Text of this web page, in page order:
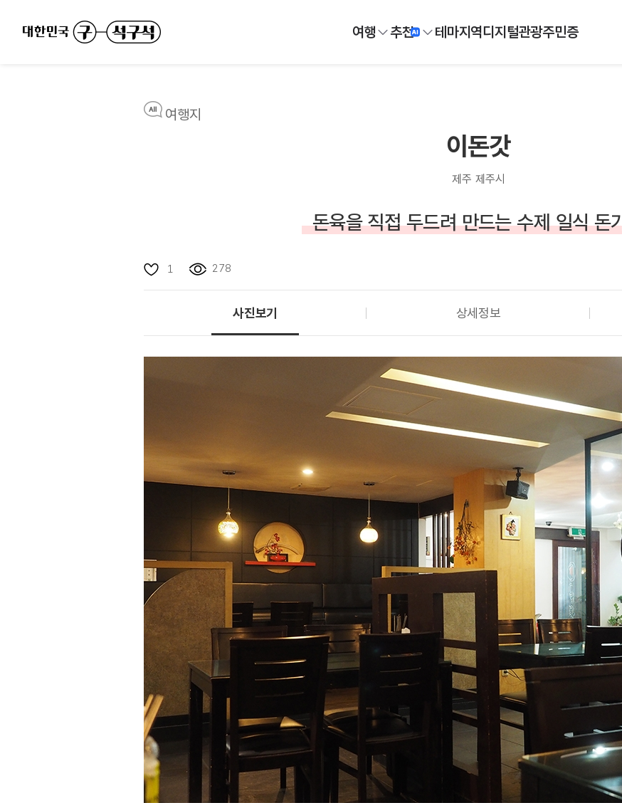
여행 추천 테마지역디지털관광주민증
여행지
이돈갓
제주 제주시
돈육을 직접 두드려 만드는 수제 일식 돈
1 278
사진보기 상세정보